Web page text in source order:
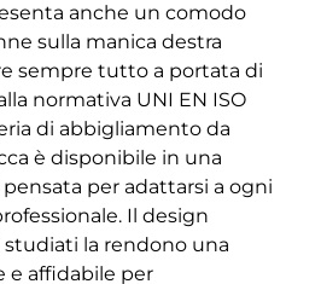
anche un comodo
sulla manica destra
sempre tutto a portata di
normativa UNI EN ISO
di abbigliamento da
è disponibile in una
per adattarsi a ogni
Il design
la rendono una
e affidabile per